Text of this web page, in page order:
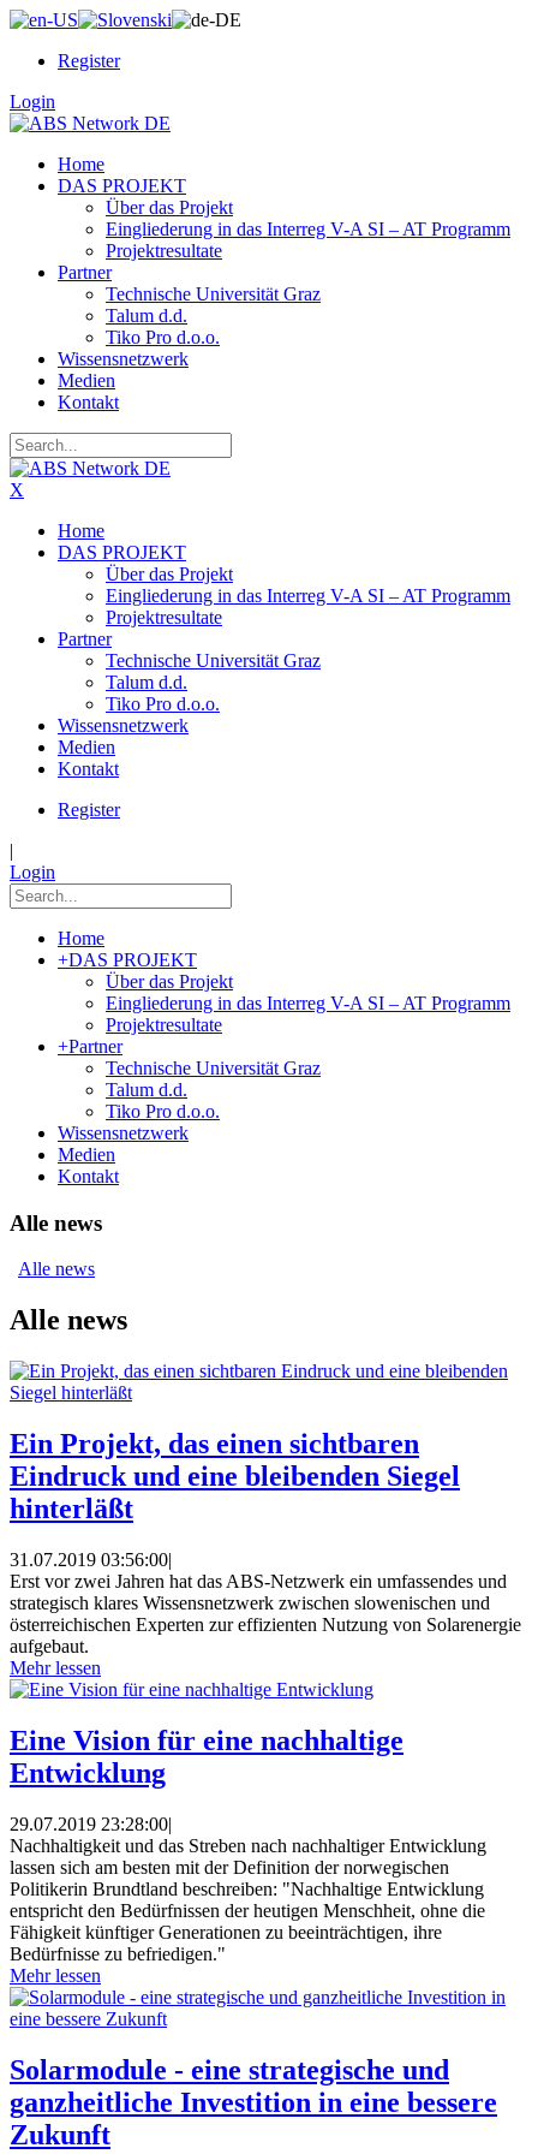
Register
Login
Home
DAS PROJEKT
Über das Projekt
Eingliederung in das Interreg V-A SI – AT Programm
Projektresultate
Partner
Technische Universität Graz
Talum d.d.
Tiko Pro d.o.o.
Wissensnetzwerk
Medien
Kontakt
X
Home
DAS PROJEKT
Über das Projekt
Eingliederung in das Interreg V-A SI – AT Programm
Projektresultate
Partner
Technische Universität Graz
Talum d.d.
Tiko Pro d.o.o.
Wissensnetzwerk
Medien
Kontakt
Register
|
Login
Home
+DAS PROJEKT
Über das Projekt
Eingliederung in das Interreg V-A SI – AT Programm
Projektresultate
+Partner
Technische Universität Graz
Talum d.d.
Tiko Pro d.o.o.
Wissensnetzwerk
Medien
Kontakt
Alle news
Alle news
Alle news
Ein Projekt, das einen sichtbaren
Eindruck und eine bleibenden Siegel
hinterläßt
31.07.2019 03:56:00|
Erst vor zwei Jahren hat das ABS-Netzwerk ein umfassendes und
strategisch klares Wissensnetzwerk zwischen slowenischen und
österreichischen Experten zur effizienten Nutzung von Solarenergie
aufgebaut.
Mehr lessen
Eine Vision für eine nachhaltige
Entwicklung
29.07.2019 23:28:00|
Nachhaltigkeit und das Streben nach nachhaltiger Entwicklung
lassen sich am besten mit der Definition der norwegischen
Politikerin Brundtland beschreiben: "Nachhaltige Entwicklung
entspricht den Bedürfnissen der heutigen Menschheit, ohne die
Fähigkeit künftiger Generationen zu beeinträchtigen, ihre
Bedürfnisse zu befriedigen."
Mehr lessen
Solarmodule - eine strategische und
ganzheitliche Investition in eine bessere
Zukunft